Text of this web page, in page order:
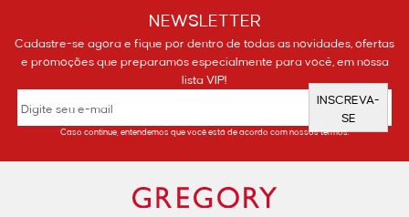
NEWSLETTER
Cadastre-se agora e fique por dentro de todas as novidades, ofertas
e promoções que preparamos especialmente para você, em nossa
lista VIP!
INSCREVA-
SE
Caso continue, entendemos que você está de acordo com nossos termos.